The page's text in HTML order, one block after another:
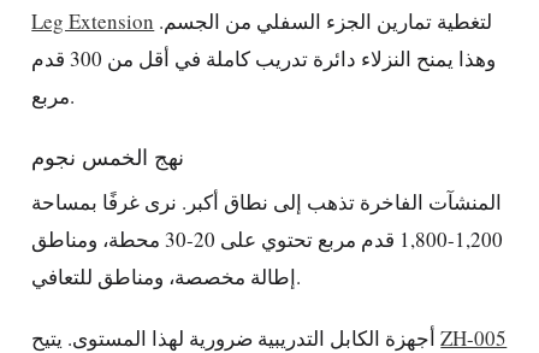
Leg Extension
وهذا يمنح النزلاء دائرة تدريب كاملة في أقل من 300 قدم
مربع.
نهج الخمس نجوم
المنشآت الفاخرة تذهب إلى نطاق أكبر. نرى غرفًا بمساحة
1,200-1,800 قدم مربع تحتوي على 20-30 محطة، ومناطق
إطالة مخصصة، ومناطق للتعافي.
أجهزة الكابل التدريبية ضرورية لهذا المستوى. يتيحZH-005